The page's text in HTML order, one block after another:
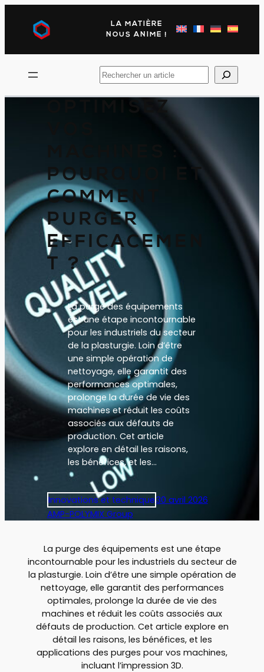
contenu
LA MATIÈRE
NOUS ANIME !
Rechercher
OPTIMISEZ
POURQUOI ET
COMMENT
PURGER
EFFICACEMEN
T ?
La purge des équipements
est une étape incontournable
pour les industriels du secteur
de la plasturgie. Loin d’être
une simple opération de
nettoyage, elle garantit des
performances optimales,
prolonge la durée de vie des
machines et réduit les coûts
associés aux défauts de
production. Cet article
explore en détail les raisons,
les bénéfices, et les…
Innovations et technique30 avril 2026
AMP-POLYMIX Group
La purge des équipements est une étape
incontournable pour les industriels du secteur de
la plasturgie. Loin d’être une simple opération de
nettoyage, elle garantit des performances
optimales, prolonge la durée de vie des
machines et réduit les coûts associés aux
défauts de production. Cet article explore en
détail les raisons, les bénéfices, et les
applications des purges pour vos machines,
incluant l’impression 3D.